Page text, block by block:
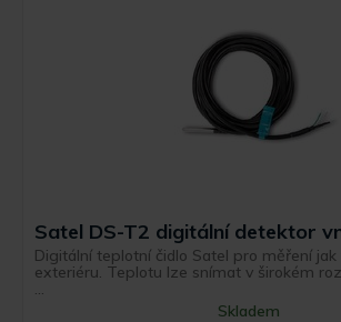
Satel DS-T2 digitální detektor
Digitální teplotní čidlo Satel pro měření jak
exteriéru. Teplotu lze snímat v širokém
...
Skladem